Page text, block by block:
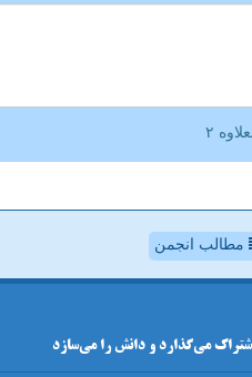
مطالب انجمن
اشتراک می‌گذارد و دانش را می‌سازد